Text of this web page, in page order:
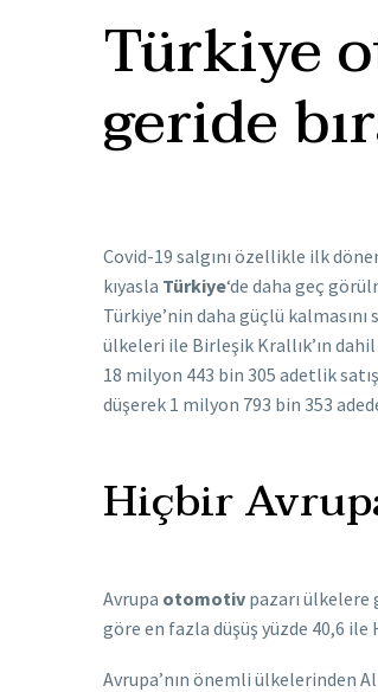
Türkiye
geride
Covid-19 salgını özellikle ilk
kıyasla Türkiye‘de daha geç
Türkiye’nin daha güçlü kalmasını
ülkeleri ile Birleşik Krallık’ın
18 milyon 443 bin 305 adetlik
düşerek 1 milyon 793 bin 353
Hiçbir
Avrupa otomotiv pazarı ülkelere
göre en fazla düşüş yüzde 40,6
Avrupa’nın önemli ülkelerinden